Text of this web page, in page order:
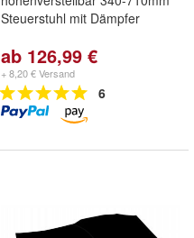
Steuerstuhl mit Dämpfer
ab 126,99 €
+ 8,20 € Versand
6